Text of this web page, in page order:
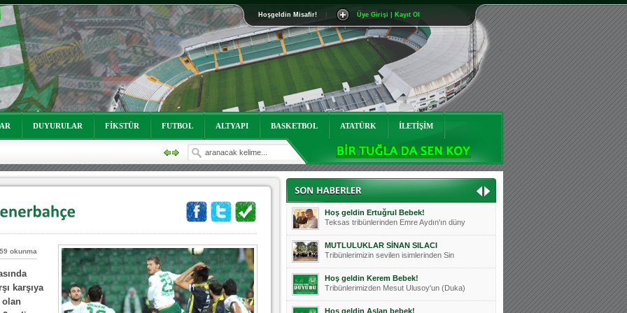
Hoşgeldin Misafir! Üye Girişi | Kayıt Ol
DUYURULAR FİKSTÜR FUTBOL ALTYAPI BASKETBOL ATATÜRK İLETİŞİM
okunma
karşıya
olan
Mutluluklar Ceyhun Tetik
Teksas tribünlerinin sevilen isimlerinde
Bursasporumuzun önü açılsın is
Teksaslı Bursasporlular Derneği Başkanı
Hoş geldin Alaz Bebek!
Teksas.org sistem yöneticisi, ekibimizin
Hoş geldin Göktuğ Bebek!
Teksas.org ekibimizden ve tribünlerimizi
Hoş geldin Kadir Kağan Bebek!
Teksas tribünlerinden Basri İleri'nin dü
Hoş geldin Ertuğrul Bebek!
Teksas tribünlerinden Emre Aydın'ın düny
MUTLULUKLAR SİNAN SILACI
Tribünlerimizin sevilen isimlerinden Sin
Hoş geldin Kerem Bebek!
Tribünlerimizden Mesut Ulusoy'un (Duka)
Hoş geldin Aslan bebek!